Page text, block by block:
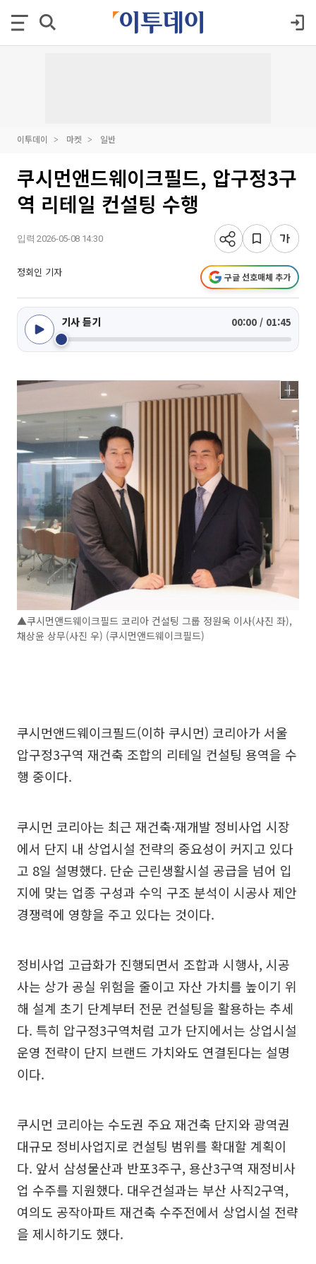
이투데이 마켓 일반
쿠시먼앤드웨이크필드, 압구정3구
역 리테일 컨설팅 수행
입력 2026-05-08 14:30
정회인 기자 구글 선호매체 추가
기사 듣기 00:00 / 01:45
▲쿠시먼앤드웨이크필드 코리아 컨설팅 그룹 정원욱 이사(사진 좌),
채상윤 상무(사진 우) (쿠시먼앤드웨이크필드)
쿠시먼앤드웨이크필드(이하 쿠시먼) 코리아가 서울
압구정3구역 재건축 조합의 리테일 컨설팅 용역을 수
행 중이다.
쿠시먼 코리아는 최근 재건축·재개발 정비사업 시장
에서 단지 내 상업시설 전략의 중요성이 커지고 있다
고 8일 설명했다. 단순 근린생활시설 공급을 넘어 입
지에 맞는 업종 구성과 수익 구조 분석이 시공사 제안
경쟁력에 영향을 주고 있다는 것이다.
정비사업 고급화가 진행되면서 조합과 시행사, 시공
사는 상가 공실 위험을 줄이고 자산 가치를 높이기 위
해 설계 초기 단계부터 전문 컨설팅을 활용하는 추세
다. 특히 압구정3구역처럼 고가 단지에서는 상업시설
운영 전략이 단지 브랜드 가치와도 연결된다는 설명
이다.
쿠시먼 코리아는 수도권 주요 재건축 단지와 광역권
대규모 정비사업지로 컨설팅 범위를 확대할 계획이
다. 앞서 삼성물산과 반포3주구, 용산3구역 재정비사
업 수주를 지원했다. 대우건설과는 부산 사직2구역,
여의도 공작아파트 재건축 수주전에서 상업시설 전략
을 제시하기도 했다.